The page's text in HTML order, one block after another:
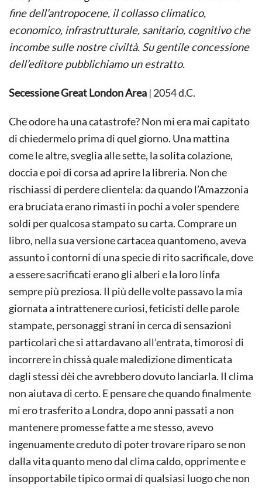
fine dell’antropocene, il collasso climatico,
economico, infrastrutturale, sanitario, cognitivo che
incombe sulle nostre civiltà. Su gentile concessione
dell’editore pubblichiamo un estratto.
Secessione Great London Area | 2054 d.C.
Che odore ha una catastrofe? Non mi era mai capitato
di chiedermelo prima di quel giorno. Una mattina
come le altre, sveglia alle sette, la solita colazione,
doccia e poi di corsa ad aprire la libreria. Non che
rischiassi di perdere clientela: da quando l’Amazzonia
era bruciata erano rimasti in pochi a voler spendere
soldi per qualcosa stampato su carta. Comprare un
libro, nella sua versione cartacea quantomeno, aveva
assunto i contorni di una specie di rito sacrificale, dove
a essere sacrificati erano gli alberi e la loro linfa
sempre più preziosa. Il più delle volte passavo la mia
giornata a intrattenere curiosi, feticisti delle parole
stampate, personaggi strani in cerca di sensazioni
particolari che si attardavano all’entrata, timorosi di
incorrere in chissà quale maledizione dimenticata
dagli stessi dèi che avrebbero dovuto lanciarla. Il clima
non aiutava di certo. E pensare che quando finalmente
mi ero trasferito a Londra, dopo anni passati a non
mantenere promesse fatte a me stesso, avevo
ingenuamente creduto di poter trovare riparo se non
dalla vita quanto meno dal clima caldo, opprimente e
insopportabile tipico ormai di qualsiasi luogo che non